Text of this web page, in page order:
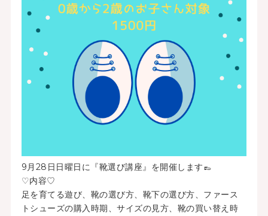
9月28日日曜日に『靴選び講座』を開催します👞
♡内容♡
足を育てる遊び、靴の選び方、靴下の選び方、ファース
トシューズの購入時期、サイズの見方、靴の買い替え時